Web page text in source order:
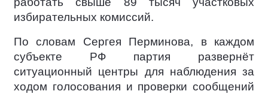
избирательных комиссий.
По словам Сергея Перминова, в каждом
субъекте РФ партия развернёт
ситуационный центры для наблюдения за
ходом голосования и проверки сообщений